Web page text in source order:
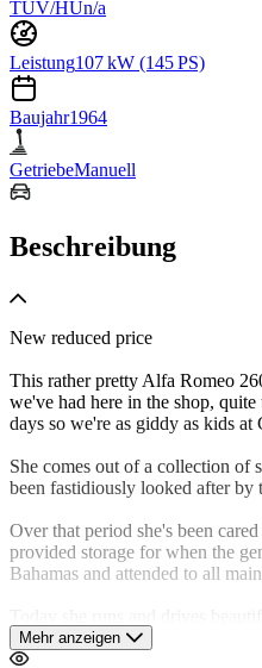
TÜV/HUn/a
Leistung107 kW (145 PS)
Baujahr1964
GetriebeManuell
Beschreibung
New reduced price
This rather pretty Alfa Romeo
we've had here in the shop,
days so we're as giddy as kids at
She comes out of a collection of
been fastidiously looked after by
Over that period she's been
provided storage for when the
Bahamas and attended to all
smooth comfortable ride
wonderful tones provided by the
Mehr anzeigen